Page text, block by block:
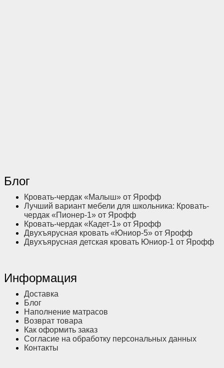
Блог
Кровать-чердак «Малыш» от Ярофф
Лучший вариант мебели для школьника: Кровать-
чердак «Пионер-1» от Ярофф
Кровать-чердак «Кадет-1» от Ярофф
Двухъярусная кровать «Юниор-5» от Ярофф
Двухъярусная детская кровать Юниор-1 от Ярофф
Информация
Доставка
Блог
Наполнение матрасов
Возврат товара
Как оформить заказ
Согласие на обработку персональных данных
Контакты